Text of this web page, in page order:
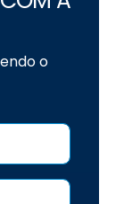
o